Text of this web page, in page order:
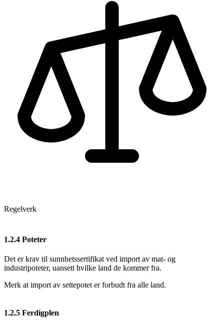
Regelverk
1.2.4 Poteter
Det er krav til sunnhetssertifikat ved import av mat- og
industripoteter, uansett hvilke land de kommer fra.
Merk at import av settepotet er forbudt fra alle land.
1.2.5 Ferdigplen